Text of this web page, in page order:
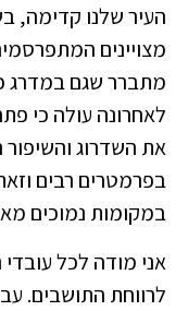
העיר שלנו קדימה,
מתברר שגם במדרג
לאחרונה עולה כי
את השדרוג והשיפור
בפרמטרים רבים
במקומות נמוכים
אני מודה לכל
לרווחת התושבים.